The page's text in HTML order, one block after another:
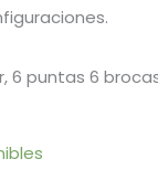
6 puntas 6